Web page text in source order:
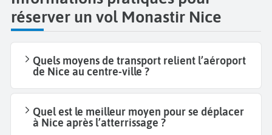
réserver un vol Monastir Nice
Quels moyens de transport relient l’aéroport
de Nice au centre-ville ?
Quel est le meilleur moyen pour se déplacer
à Nice après l’atterrissage ?